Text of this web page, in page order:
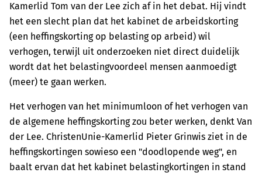
Kamerlid Tom van der Lee zich af in het debat. Hij vindt
het een slecht plan dat het kabinet de arbeidskorting
(een heffingskorting op belasting op arbeid) wil
verhogen, terwijl uit onderzoeken niet direct duidelijk
wordt dat het belastingvoordeel mensen aanmoedigt
(meer) te gaan werken.
Het verhogen van het minimumloon of het verhogen van
de algemene heffingskorting zou beter werken, denkt Van
der Lee. ChristenUnie-Kamerlid Pieter Grinwis ziet in de
heffingskortingen sowieso een "doodlopende weg", en
baalt ervan dat het kabinet belastingkortingen in stand